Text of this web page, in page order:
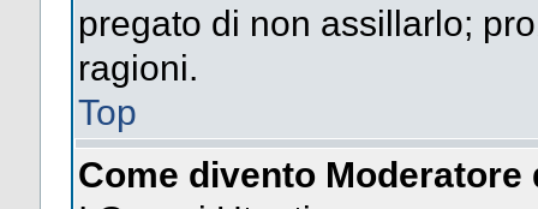
pregato di non assillarlo;
ragioni.
Top
Come divento Moderatore